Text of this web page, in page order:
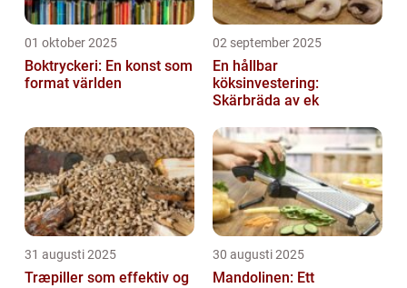
01 oktober 2025
Boktryckeri: En konst som
format världen
02 september 2025
En hållbar
köksinvestering:
Skärbräda av ek
31 augusti 2025
Træpiller som effektiv og
30 augusti 2025
Mandolinen: Ett